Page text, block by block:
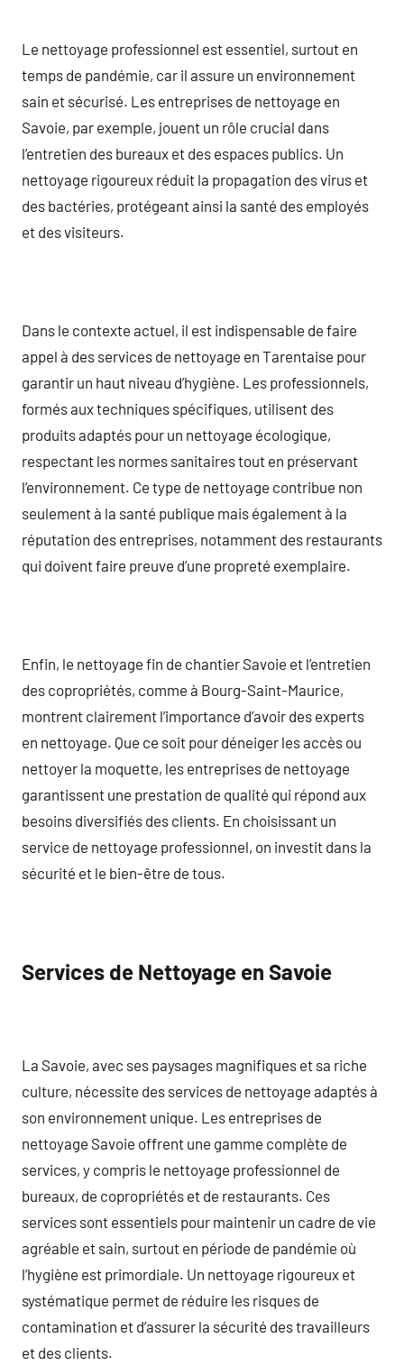
Le nettoyage professionnel est essentiel, surtout en
temps de pandémie, car il assure un environnement
sain et sécurisé. Les entreprises de nettoyage en
Savoie, par exemple, jouent un rôle crucial dans
l’entretien des bureaux et des espaces publics. Un
nettoyage rigoureux réduit la propagation des virus et
des bactéries, protégeant ainsi la santé des employés
et des visiteurs.
Dans le contexte actuel, il est indispensable de faire
appel à des services de nettoyage en Tarentaise pour
garantir un haut niveau d’hygiène. Les professionnels,
formés aux techniques spécifiques, utilisent des
produits adaptés pour un nettoyage écologique,
respectant les normes sanitaires tout en préservant
l’environnement. Ce type de nettoyage contribue non
seulement à la santé publique mais également à la
réputation des entreprises, notamment des restaurants
qui doivent faire preuve d’une propreté exemplaire.
Enfin, le nettoyage fin de chantier Savoie et l’entretien
des copropriétés, comme à Bourg-Saint-Maurice,
montrent clairement l’importance d’avoir des experts
en nettoyage. Que ce soit pour déneiger les accès ou
nettoyer la moquette, les entreprises de nettoyage
garantissent une prestation de qualité qui répond aux
besoins diversifiés des clients. En choisissant un
service de nettoyage professionnel, on investit dans la
sécurité et le bien-être de tous.
Services de Nettoyage en Savoie
La Savoie, avec ses paysages magnifiques et sa riche
culture, nécessite des services de nettoyage adaptés à
son environnement unique. Les entreprises de
nettoyage Savoie offrent une gamme complète de
services, y compris le nettoyage professionnel de
bureaux, de copropriétés et de restaurants. Ces
services sont essentiels pour maintenir un cadre de vie
agréable et sain, surtout en période de pandémie où
l’hygiène est primordiale. Un nettoyage rigoureux et
systématique permet de réduire les risques de
contamination et d’assurer la sécurité des travailleurs
et des clients.